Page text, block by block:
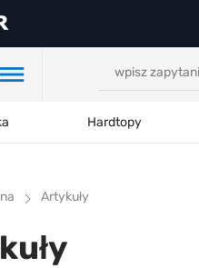
Hardtopy
Artykuły